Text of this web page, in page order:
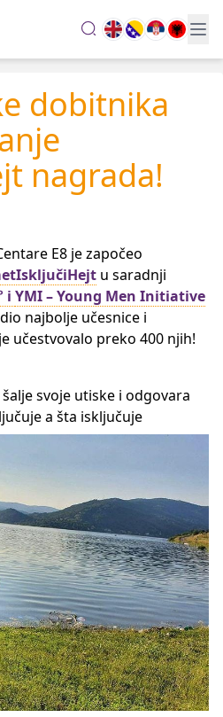
search
dobitnika
nagrada!
E8 je započeo
u saradnji
i YMI – Young Men Initiative
najbolje učesnice i
učestvovalo preko 400 njih!
svoje utiske i odgovara
a šta isključuje